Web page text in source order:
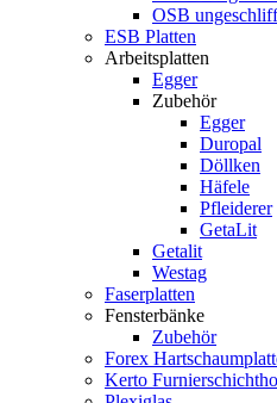
OSB
ESB Platten
Arbeitsplatten
Egger
Zubehör
Egger
Duropal
Döllken
Häfele
Pfleiderer
GetaLit
Getalit
Westag
Faserplatten
Fensterbänke
Zubehör
Forex
Kerto